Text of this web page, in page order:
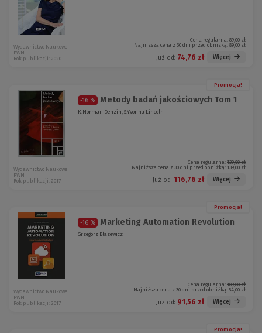
Cena regularna: 89,00 zł
Najniższa cena z 30 dni przed obniżką: 89,00 zł
Już od: 74,76 zł Więcej
Wydawnictwo Naukowe
PWN
Rok publikacji: 2020
Promocja!
-16 % Metody badań jakościowych Tom 1
K.Norman Denzin, S.Yvonna Lincoln
Cena regularna: 139,00 zł
Najniższa cena z 30 dni przed obniżką: 139,00 zł
Już od: 116,76 zł Więcej
Wydawnictwo Naukowe
PWN
Rok publikacji: 2017
Promocja!
-16 % Marketing Automation Revolution
Grzegorz Błażewicz
Cena regularna: 109,00 zł
Najniższa cena z 30 dni przed obniżką: 84,00 zł
Już od: 91,56 zł Więcej
Wydawnictwo Naukowe
PWN
Rok publikacji: 2017
Promocja!